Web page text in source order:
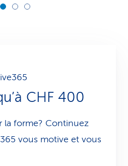
CHF 400
la forme? Continuez
vous motive et vous